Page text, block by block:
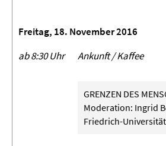
Freitag, 18. November 2016
ab 8:30 Uhr
Ankunft / Kaffee
GRENZEN DES
Moderation: Ingrid
Friedrich-